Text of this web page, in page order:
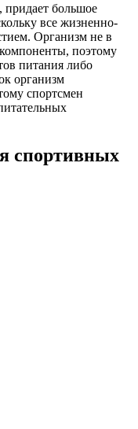
придает большое
все жизненно-
Организм не в
компоненты, поэтому
питания либо
организм
спортсмен
спортивных